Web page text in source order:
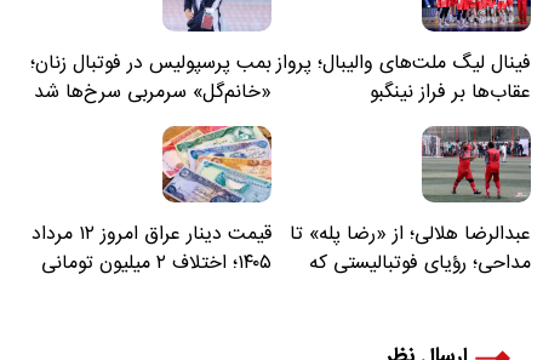
فینال لیگ ملت‌های والیبال؛ پرواز
عقاب‌ها بر فراز نینگبو
بمب پرسپولیس در فوتبال زنان؛
«خانم‌گل» سرمربی سرخ‌ها شد
عبدالرضا هلالی؛ از «رضا پله» تا
مداحی؛ رؤیای فوتبالیستی که
قیمت دینار عراق امروز ۱۲ مرداد
۱۴۰۵؛ اختلاف ۲ میلیون تومانی